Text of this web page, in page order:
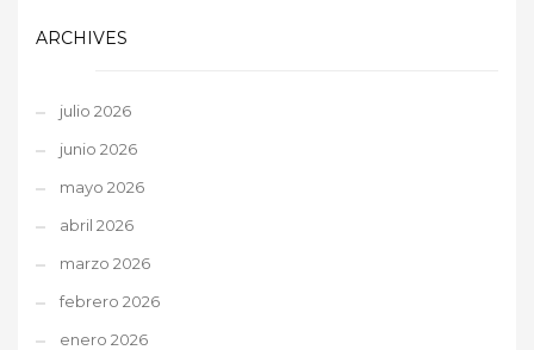
ARCHIVES
julio 2026
junio 2026
mayo 2026
abril 2026
marzo 2026
febrero 2026
enero 2026